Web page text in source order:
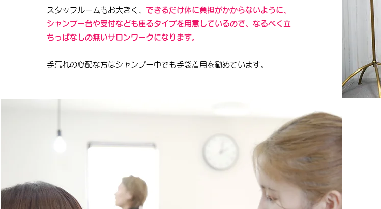
スタッフルームもお大きく、 できるだけ体に負担がかからないように、
シャンプー台や受付なども座るタイプを用意しているので、なるべく立
ちっぱなしの無いサロンワークになります。
手荒れの心配な方はシャンプー中でも手袋着用を勧めています。